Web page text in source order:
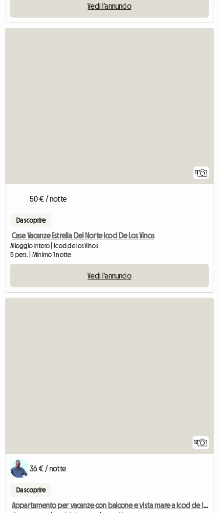
Vedi l'annuncio
11
50 € / notte
Da scoprire
Case Vacanze Estrella Del Norte Icod De Los Vinos
Alloggio intero | Icod de los Vinos
5 pers. | Minimo 1 notte
Vedi l'annuncio
12
36 € / notte
Da scoprire
Appartamento per vacanze con balcone e vista mare a Icod de los Vinos,